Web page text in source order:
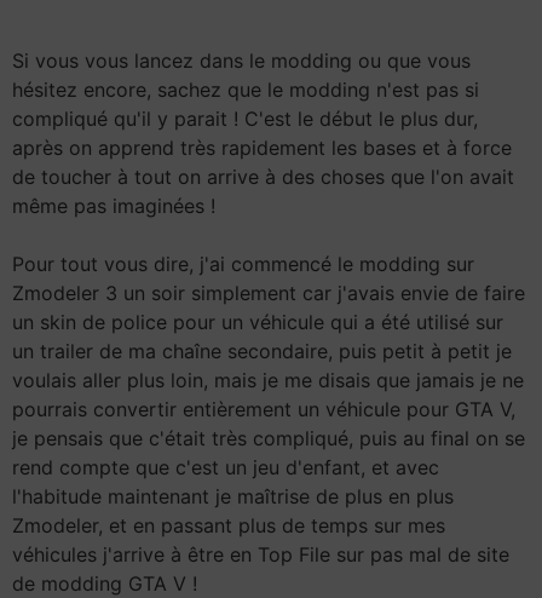
Si vous vous lancez dans le modding ou que vous
hésitez encore, sachez que le modding n'est pas si
compliqué qu'il y parait ! C'est le début le plus dur,
après on apprend très rapidement les bases et à force
de toucher à tout on arrive à des choses que l'on avait
même pas imaginées !
Pour tout vous dire, j'ai commencé le modding sur
Zmodeler 3 un soir simplement car j'avais envie de faire
un skin de police pour un véhicule qui a été utilisé sur
un trailer de ma chaîne secondaire, puis petit à petit je
voulais aller plus loin, mais je me disais que jamais je ne
pourrais convertir entièrement un véhicule pour GTA V,
je pensais que c'était très compliqué, puis au final on se
rend compte que c'est un jeu d'enfant, et avec
l'habitude maintenant je maîtrise de plus en plus
Zmodeler, et en passant plus de temps sur mes
véhicules j'arrive à être en Top File sur pas mal de site
de modding GTA V !